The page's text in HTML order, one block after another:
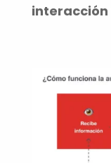
interacción